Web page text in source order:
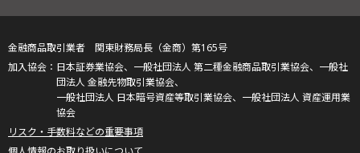
金融商品取引業者 関東財務局長（金商）第165号
日本証券業協会、一般社団法人 第二種金融商品取引業協会、一般社
団法人 金融先物取引業協会、
一般社団法人 日本暗号資産等取引業協会、一般社団法人 資産運用業
協会
リスク・手数料などの重要事項